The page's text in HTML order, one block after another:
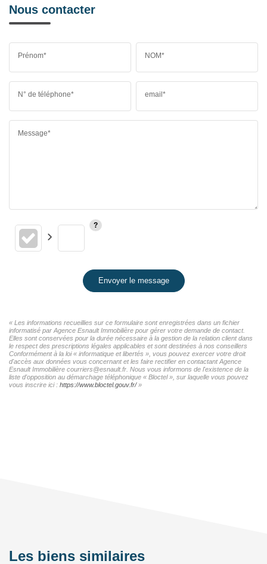
Nous contacter
Prénom* NOM*
N° de téléphone* email*
Message*
Envoyer le message
« Les informations recueillies sur ce formulaire sont enregistrées dans un fichier
informatisé par Agence Esnault Immobilière pour gérer votre demande de contact.
Elles sont conservées pour la durée nécessaire à la gestion de la relation client dans
le respect des prescriptions légales applicables et sont destinées à nos conseillers
Conformément à la loi « informatique et libertés », vous pouvez exercer votre droit
d'accès aux données vous concernant et les faire rectifier en contactant Agence
Esnault Immobilière courriers@esnault.fr. Nous vous informons de l'existence de la
liste d'opposition au démarchage téléphonique « Bloctel », sur laquelle vous pouvez
vous inscrire ici : https://www.bloctel.gouv.fr/»
Les biens similaires